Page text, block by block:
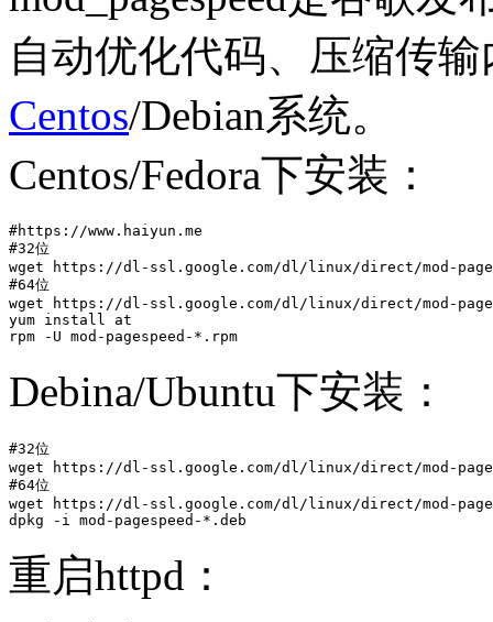
自动优化代码、压缩传
Centos/Debian系统。
Centos/Fedora下安装：
#https://www.haiyun.me
#32位
wget https://dl-ssl.google.com/dl/linux/direct/mod-
#64位
wget https://dl-ssl.google.com/dl/linux/direct/mod-
yum install at
rpm -U mod-pagespeed-*.rpm
Debina/Ubuntu下安装：
#32位
wget https://dl-ssl.google.com/dl/linux/direct/mod-
#64位
wget https://dl-ssl.google.com/dl/linux/direct/mod-
dpkg -i mod-pagespeed-*.deb
重启httpd：